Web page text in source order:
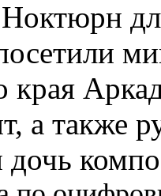
края
а также